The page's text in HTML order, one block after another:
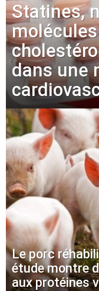
Statines,
dans une
Le porc
étude montre
aux protéines